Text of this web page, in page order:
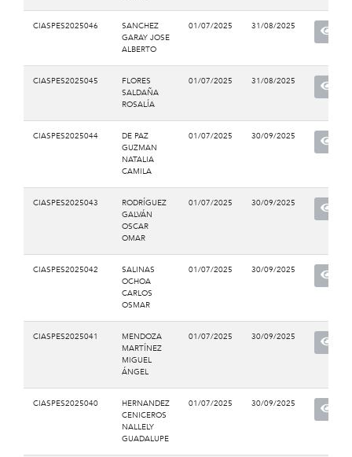
CIASPES2025046
SANCHEZ
GARAY JOSE
ALBERTO
01/07/2025 31/08/2025
CIASPES2025045
FLORES
SALDAÑA
ROSALÍA
01/07/2025 31/08/2025
CIASPES2025044
DE PAZ
GUZMAN
NATALIA
CAMILA
01/07/2025 30/09/2025
CIASPES2025043
RODRÍGUEZ
GALVÁN
OSCAR
OMAR
01/07/2025 30/09/2025
CIASPES2025042
SALINAS
OCHOA
CARLOS
OSMAR
01/07/2025 30/09/2025
CIASPES2025041
MENDOZA
MARTÍNEZ
MIGUEL
ÁNGEL
01/07/2025 30/09/2025
CIASPES2025040
HERNANDEZ
CENICEROS
NALLELY
GUADALUPE
01/07/2025 30/09/2025